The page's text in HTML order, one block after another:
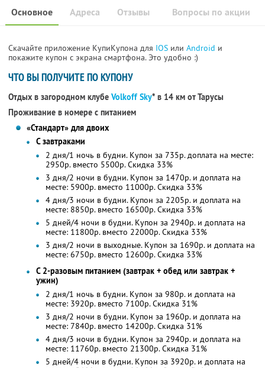
Основное Отзывы Вопросы по акции
Адреса
Скачайте приложение КупиКупона для IOS или Android и
покажите купон с экрана смартфона. Это удобно :)
ЧТО ВЫ ПОЛУЧИТЕ ПО КУПОНУ
Отдых в загородном клубе Volkoff Sky* в 14 км от Тарусы
Проживание в номере с питанием
«Стандарт» для двоих
С завтраками
2 дня/1 ночь в будни. Купон за 735р. доплата на месте:
2950р. вместо 5500р. Скидка 33%
3 дня/2 ночи в будни. Купон за 1470р. и доплата на
месте: 5900р. вместо 11000р. Скидка 33%
4 дня/3 ночи в будни. Купон за 2205р. и доплата на
месте: 8850р. вместо 16500р. Скидка 33%
5 дней/4 ночи в будни. Купон за 2940р. и доплата на
месте: 11800р. вместо 22000р. Скидка 33%
3 дня/2 ночи в выходные. Купон за 1690р. и доплата на
месте: 6750р. вместо 12600р. Скидка 33%
С 2-разовым питанием (завтрак + обед или завтрак +
ужин)
2 дня/1 ночь в будни. Купон за 980р. и доплата на
месте: 3920р. вместо 7100р. Скидка 31%
3 дня/2 ночи в будни. Купон за 1960р. и доплата на
месте: 7840р. вместо 14200р. Скидка 31%
4 дня/3 ночи в будни. Купон за 2940р. и доплата на
месте: 11760р. вместо 21300р. Скидка 31%
5 дней/4 ночи в будни. Купон за 3920р. и доплата на